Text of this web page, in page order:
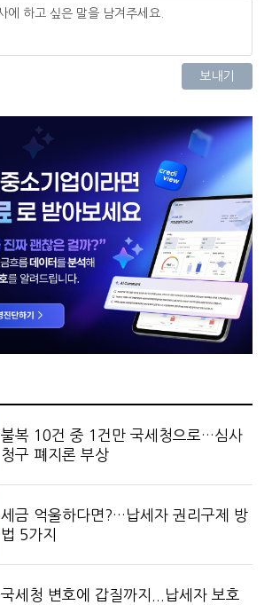
불복 10건 중 1건만 국세청으로…심사
청구 폐지론 부상
세금 억울하다면?…납세자 권리구제 방
법 5가지
국세청 변호에 갑질까지...납세자 보호